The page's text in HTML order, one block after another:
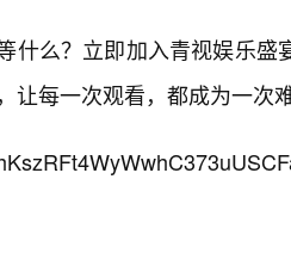
什么？立即加入青视娱乐盛
让每一次观看，都成为一次